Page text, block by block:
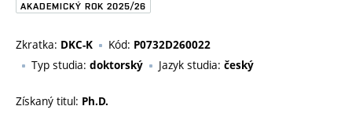
AKADEMICKÝ ROK 2025/26
Zkratka: DKC-K Kód: P0732D260022
Typ studia: doktorský Jazyk studia: český
Získaný titul: Ph.D.